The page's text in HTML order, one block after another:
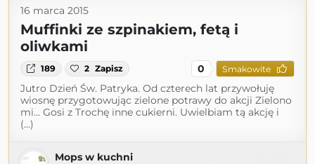
16 marca 2015
Muffinki ze szpinakiem, fetą i
oliwkami
189 2 Zapisz 0 Smakowite
Jutro Dzień Św. Patryka. Od czterech lat przywołuję
wiosnę przygotowując zielone potrawy do akcji Zielono
mi… Gosi z Trochę inne cukierni. Uwielbiam tą akcję i
(...)
Mops w kuchni